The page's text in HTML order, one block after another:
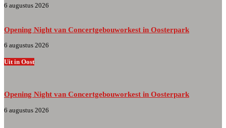
6 augustus 2026
Opening Night van Concertgebouworkest in Oosterpark
6 augustus 2026
Uit in Oost
Opening Night van Concertgebouworkest in Oosterpark
6 augustus 2026